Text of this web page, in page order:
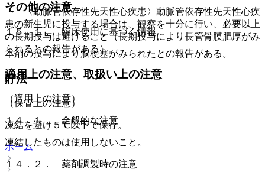
その他の注意
１５．１． 臨床使用に基づく情報
本剤の投与により脳梗塞がみられたとの報告がある。
貯法
（保管上の注意）
凍結を避け５℃以下で保存。
ホーム
・ 〈動脈管依存性先天性心疾患〉動脈管依存性先天性心疾
患の新生児に投与する場合は、観察を十分に行い、必要以上
の長期投与は避けること（長期投与により長管骨膜肥厚がみ
られるとの報告がある）。
適用上の注意、取扱い上の注意
（適用上の注意）
１４．１． 全般的な注意
凍結したものは使用しないこと。
１４．２． 薬剤調製時の注意